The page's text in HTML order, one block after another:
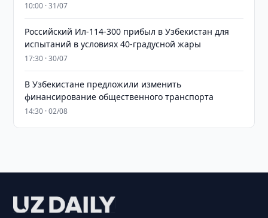
10:00 · 31/07
Российский Ил-114-300 прибыл в Узбекистан для
испытаний в условиях 40-градусной жары
17:30 · 30/07
В Узбекистане предложили изменить
финансирование общественного транспорта
14:30 · 02/08